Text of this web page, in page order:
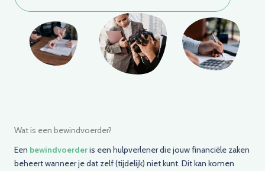
Wat is een bewindvoerder?
Een bewindvoerderis een hulpverlener die jouw financiële zaken
beheert wanneer je dat zelf (tijdelijk) niet kunt. Dit kan komen